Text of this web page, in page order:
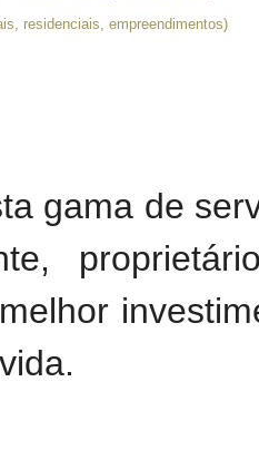
residenciais, empreendimentos)
gama de